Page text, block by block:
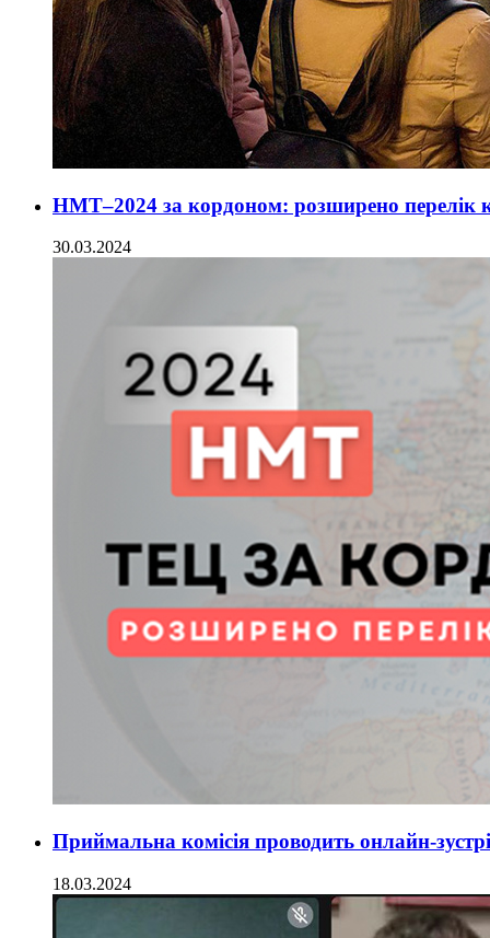
НМТ–2024 за кордоном: розширено перелік
30.03.2024
Приймальна комісія проводить онлайн-
18.03.2024